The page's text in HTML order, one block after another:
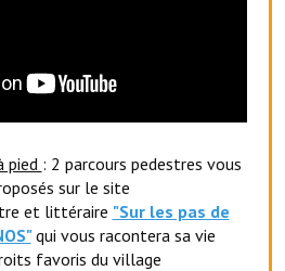
Fressinois
Fressinois
pied : 2 parcours pedestres vous
sur le site
et littéraire "Sur les pas de
qui vous racontera sa vie
favoris du village